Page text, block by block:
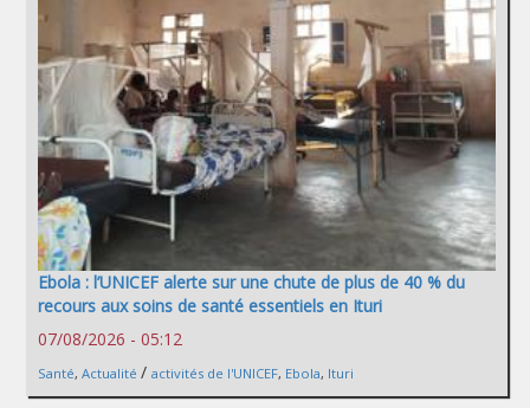
Ebola : l’UNICEF alerte sur une chute de plus de 40 % du
recours aux soins de santé essentiels en Ituri
07/08/2026 - 05:12
Santé, Actualité / activités de l'UNICEF, Ebola, Ituri